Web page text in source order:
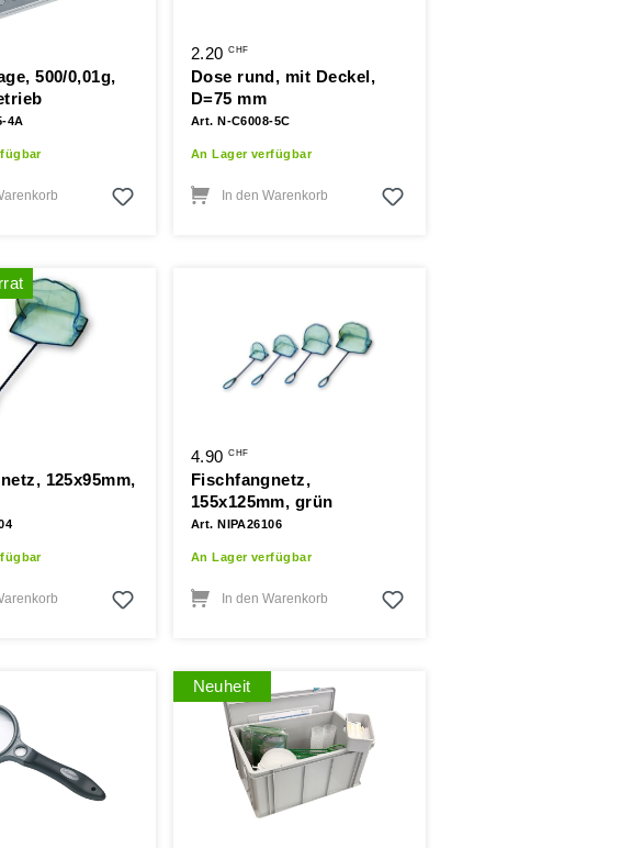
500/0,01g,
4A
2.20CHF
Dose rund, mit Deckel,
D=75 mm
Art. N-C6008-5C
An Lager verfügbar
In den Warenkorb
125x95mm,
4.90CHF
Fischfangnetz,
155x125mm, grün
Art. NIPA26106
An Lager verfügbar
In den Warenkorb
Neuheit